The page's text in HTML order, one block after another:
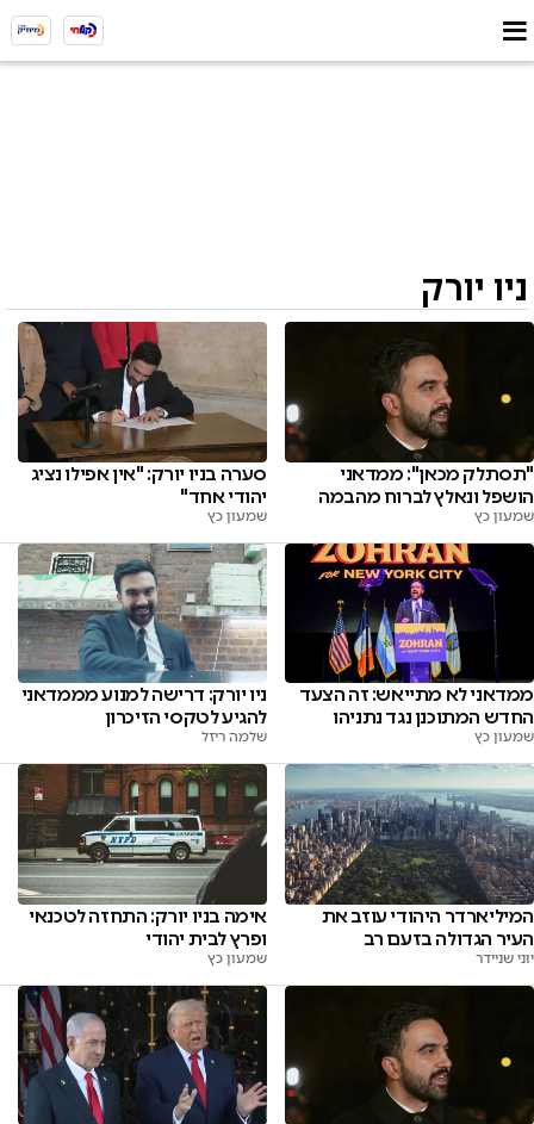
ניו יורק
"תסתלק מכאן": ממדאני
הושפל ונאלץ לברוח מהבמה
שמעון כץ
סערה בניו יורק: "אין אפילו נציג
יהודי אחד"
שמעון כץ
ממדאני לא מתייאש: זה הצעד
החדש המתוכנן נגד נתניהו
שמעון כץ
ניו יורק: דרישה למנוע מממדאני
להגיע לטקסי הזיכרון
שלמה ריזל
המיליארדר היהודי עוזב את
העיר הגדולה בזעם רב
יוני שניידר
אימה בניו יורק: התחזה לטכנאי
ופרץ לבית יהודי
שמעון כץ